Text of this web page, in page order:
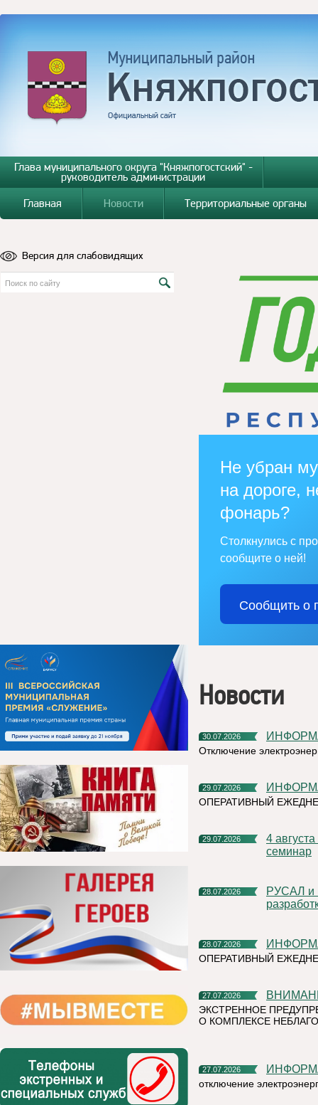
Глава муниципального округа "Княжпогостский" -
руководитель администрации
Главная
Новости Территориальные органы
Версия для слабовидящих
Не убран
на дороге,
фонарь?
Столкнулись с
сообщите о ней!
Сообщить о
Новости
30.07.2026
Отключение
29.07.2026
ОПЕРАТИВНЫЙ
29.07.2026
4 августа в 15.00 Центр «Мой бизнес» Коми проведет
семинар
28.07.2026
РУСАЛ и компания Grand Line заключили соглашение о
28.07.2026
ОПЕРАТИВНЫЙ
27.07.2026
ЭКСТРЕННОЕ
О КОМПЛЕКСЕ
27.07.2026
отключение